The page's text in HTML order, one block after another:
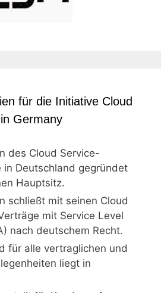
für die Initiative Cloud
Germany
des Cloud Service-
in Deutschland gegründet
Hauptsitz.
schließt mit seinen Cloud
mit Service Level
nach deutschem Recht.
für alle vertraglichen und
liegt in